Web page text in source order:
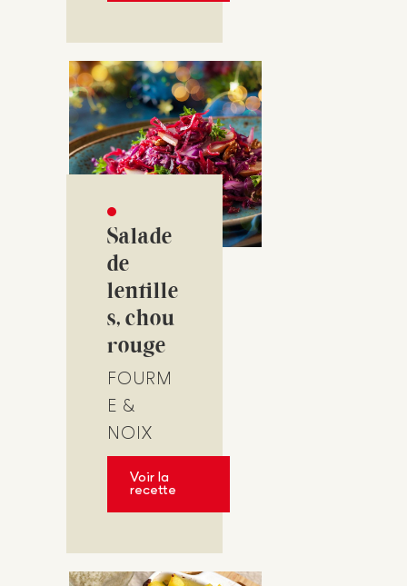
Salade
de
lentille
s, chou
rouge
FOURM
E &
NOIX
Voir la
recette